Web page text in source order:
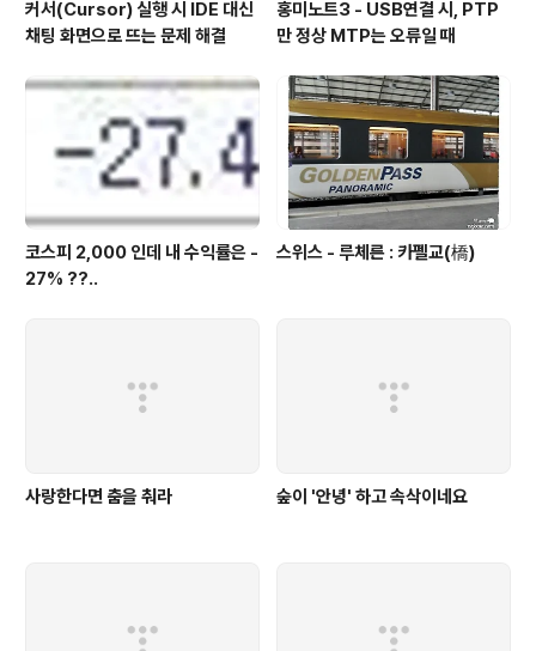
커서(Cursor) 실행 시 IDE 대신
채팅 화면으로 뜨는 문제 해결
홍미노트3 - USB연결 시, PTP
만 정상 MTP는 오류일 때
코스피 2,000 인데 내 수익률은 -
27% ??..
스위스 - 루체른 : 카펠교(橋)
사랑한다면 춤을 춰라 숲이 '안녕' 하고 속삭이네요